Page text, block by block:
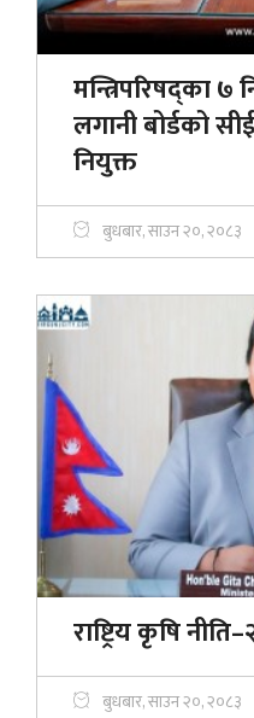
मन्त्रिपरिषद्का ७
लगानी बोर्डको
नियुक्त
बुधबार, साउन २०, २०८३
राष्ट्रिय कृषि
बुधबार, साउन २०, २०८३